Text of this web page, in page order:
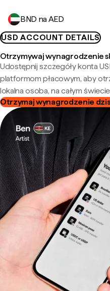
BND na AED
USD ACCOUNT DETAILS
Otrzymywaj wynagrodzenie
Udostępnij szczegóły konta
platformom płacowym, aby
lokalna osoba, na całym
Otrzymaj wynagrodzenie